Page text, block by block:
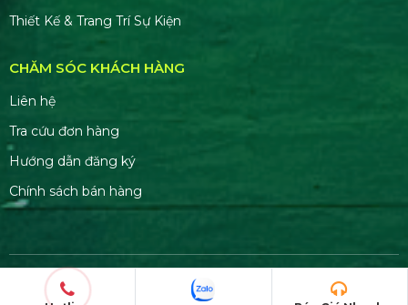
Thiết Kế & Trang Trí Sự Kiện
CHĂM SÓC KHÁCH HÀNG
Liên hệ
Tra cứu đơn hàng
Hướng dẫn đăng ký
Chính sách bán hàng
© Copyright 2026. Bản quyền thuộc về HSV MEDIA